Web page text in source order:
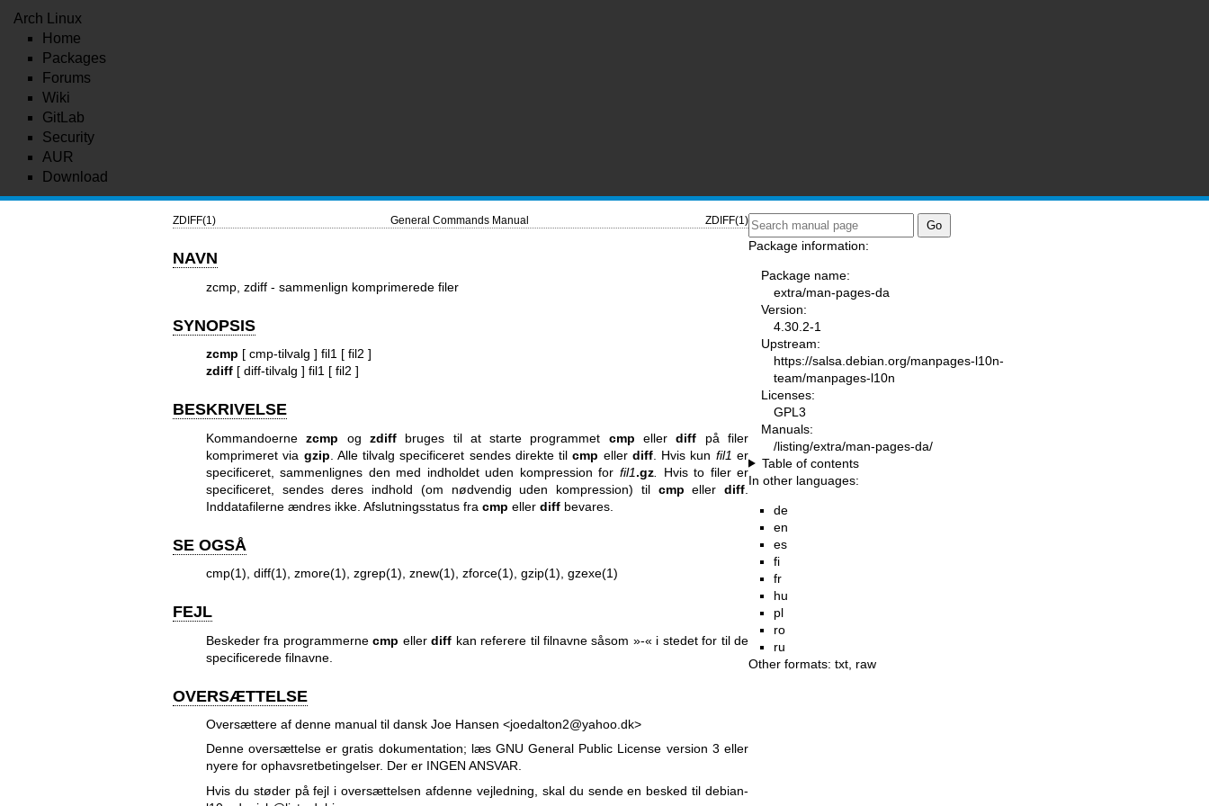
Arch Linux
Home
Packages
Forums
Wiki
GitLab
Security
AUR
Download
ZDIFF(1) General Commands Manual ZDIFF(1)
NAVN
zcmp, zdiff - sammenlign komprimerede filer
SYNOPSIS
zcmp [ cmp-tilvalg ] fil1 [ fil2 ]
zdiff[ diff-tilvalg ] fil1 [ fil2 ]
BESKRIVELSE
Kommandoernezcmp og zdiffbruges til at starte programmet cmp ellerdiff på filer
komprimeret via gzip . Alle tilvalg specificeret sendes direkte tilcmp eller diff. Hvis kun fil1 er
specificeret, sammenlignes den med indholdet uden kompression for fil1.gz
Hvis to filer er
specificeret, sendes deres indhold (om nødvendig uden kompression) til cmp ellerdiff
Inddatafilerne ændres ikke. Afslutningsstatus fra cmp eller diffbevares.
SE OGSÅ
cmp(1), diff(1), zmore(1), zgrep(1), znew(1), zforce(1), gzip(1), gzexe(1)
FEJL
Beskeder fra programmernecmp ellerdiff kan referere til filnavne såsom »-« i stedet for til de
specificerede filnavne.
OVERSÆTTELSE
Oversættere af denne manual til dansk Joe Hansen <joedalton2@yahoo.dk>
Denne oversættelse er gratis dokumentation; læs GNU General Public License version 3 eller
nyere for ophavsretbetingelser. Der er INGEN ANSVAR.
Hvis du støder på fejl i oversættelsen af ​​denne vejledning, skal du sende en besked til debian-
Package information:
Package name:
extra/man-pages-da
Version:
4.30.2-1
Upstream:
https://salsa.debian.org/manpages-l10n-
team/manpages-l10n
Licenses:
GPL3
Manuals:
/listing/extra/man-pages-da/
Table of contents
In other languages:
de
en
es
fi
fr
hu
pl
ro
ru
Other formats: txt raw